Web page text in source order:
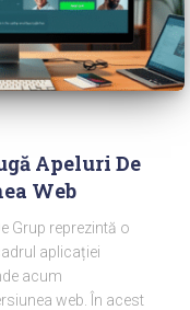
Apeluri De
Web
Grup reprezintă o
aplicației
acum
web. În acest